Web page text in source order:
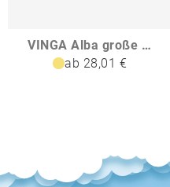
VINGA Alba große GRS rPET Picknickdecke
ab 28,01 €